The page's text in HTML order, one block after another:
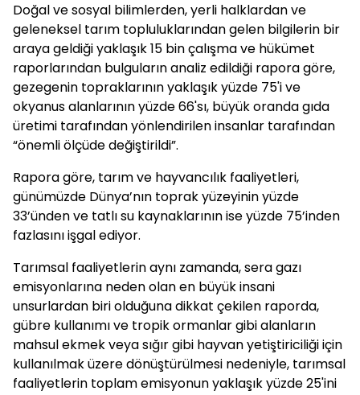
Doğal ve sosyal bilimlerden, yerli halklardan ve
geleneksel tarım topluluklarından gelen bilgilerin bir
araya geldiği yaklaşık 15 bin çalışma ve hükümet
raporlarından bulguların analiz edildiği rapora göre,
gezegenin topraklarının yaklaşık yüzde 75'i ve
okyanus alanlarının yüzde 66'sı, büyük oranda gıda
üretimi tarafından yönlendirilen insanlar tarafından
“önemli ölçüde değiştirildi”.
Rapora göre, tarım ve hayvancılık faaliyetleri,
günümüzde Dünya’nın toprak yüzeyinin yüzde
33’ünden ve tatlı su kaynaklarının ise yüzde 75’inden
fazlasını işgal ediyor.
Tarımsal faaliyetlerin aynı zamanda, sera gazı
emisyonlarına neden olan en büyük insani
unsurlardan biri olduğuna dikkat çekilen raporda,
gübre kullanımı ve tropik ormanlar gibi alanların
mahsul ekmek veya sığır gibi hayvan yetiştiriciliği için
kullanılmak üzere dönüştürülmesi nedeniyle, tarımsal
faaliyetlerin toplam emisyonun yaklaşık yüzde 25'ini